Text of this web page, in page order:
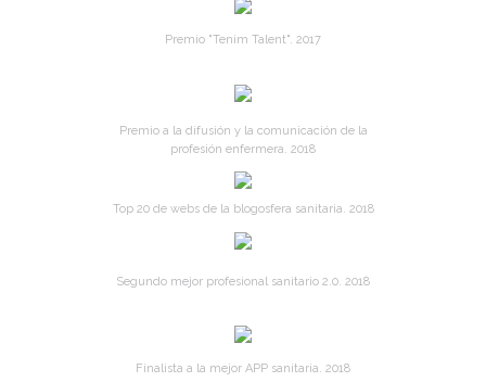
Premio "Tenim Talent". 2017
Premio a la difusión y la comunicación de la
profesión enfermera. 2018
Top 20 de webs de la blogosfera sanitaria. 2018
Segundo mejor profesional sanitario 2.0. 2018
Finalista a la mejor APP sanitaria. 2018